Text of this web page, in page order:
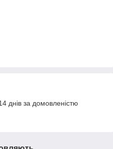
днів за домовленістю